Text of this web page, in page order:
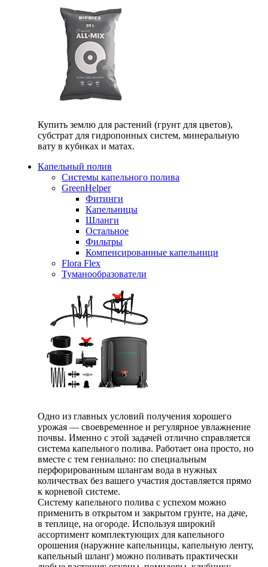
Купить землю для растений (грунт для цветов),
субстрат для гидропонных систем, минеральную
вату в кубиках и матах.
Капельный полив
Системы капельного полива
GreenHelper
Фитинги
Капельницы
Шланги
Остальное
Фильтры
Компенсированные капельници
Flora Flex
Туманообразователи
Одно из главных условий получения хорошего
урожая — своевременное и регулярное увлажнение
почвы. Именно с этой задачей отлично справляется
система капельного полива. Работает она просто, но
вместе с тем гениально: по специальным
перфорированным шлангам вода в нужных
количествах без вашего участия доставляется прямо
к корневой системе.
Систему капельного полива с успехом можно
применить в открытом и закрытом грунте, на даче,
в теплице, на огороде. Используя широкий
ассортимент комплектующих для капельного
орошения (наружние капельницы, капельную ленту,
капельный шланг) можно поливать практически